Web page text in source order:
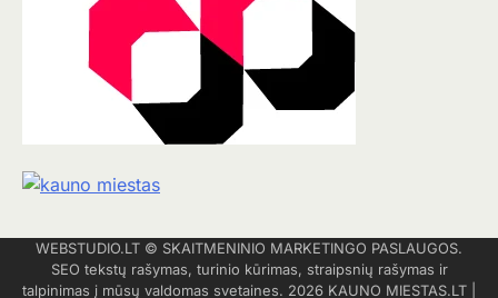
WEBSTUDIO.LT © SKAITMENINIO MARKETINGO PASLAUGOS.
SEO tekstų rašymas, turinio kūrimas, straipsnių rašymas ir
talpinimas į mūsų valdomas svetaines. 2026 KAUNO MIESTAS.LT